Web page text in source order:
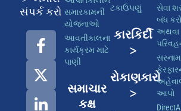
સંપર્ક કરો સમારકામની
યોજનાઓ
આવતીકાલના
કાર્યક્રમ માટે
પાણી
સમાચાર
કક્ષ
ટકાઉપણું
કારકિર્દી
>
રોકાણકારો
>
સેવા
બંધ કરો
અથવા
આપો